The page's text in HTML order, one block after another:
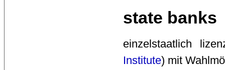
state banks
einzelstaatlich
Institute) mit